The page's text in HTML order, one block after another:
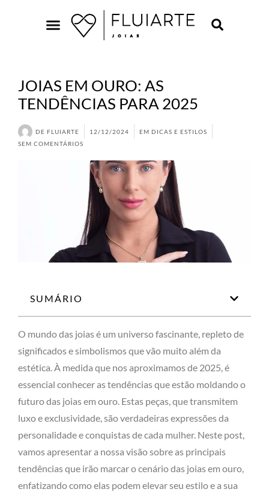
JOIAS EM OURO: AS
TENDÊNCIAS PARA 2025
DE FLUIARTE 12/12/2024 EM DICAS E ESTILOS
SEM COMENTÁRIOS
SUMÁRIO
O mundo das joias é um universo fascinante, repleto de
significados e simbolismos que vão muito além da
estética. À medida que nos aproximamos de 2025, é
essencial conhecer as tendências que estão moldando o
futuro das joias em ouro. Estas peças, que transmitem
luxo e exclusividade, são verdadeiras expressões da
personalidade e conquistas de cada mulher. Neste post,
vamos apresentar a nossa visão sobre as principais
tendências que irão marcar o cenário das joias em ouro,
enfatizando como elas podem elevar seu estilo e a sua